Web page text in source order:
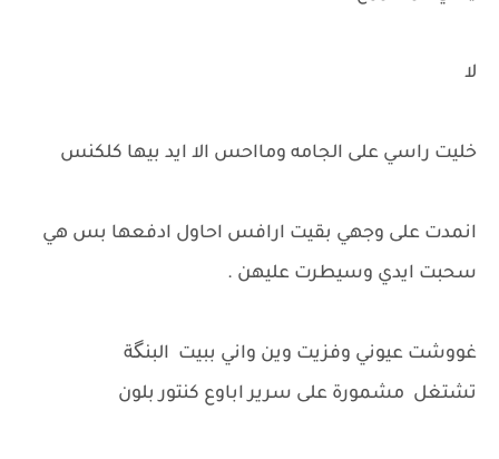
لا
خليت راسي على الجامه ومااحس الا ايد بيها كلكنس
انمدت على وجهي بقيت ارافس احاول ادفعها بس هي
سحبت ايدي وسيطرت عليهن .
غووشت عيوني وفزيت وين واني ببيت البنگة
تشتغل مشمورة على سرير اباوع كنتور بلون